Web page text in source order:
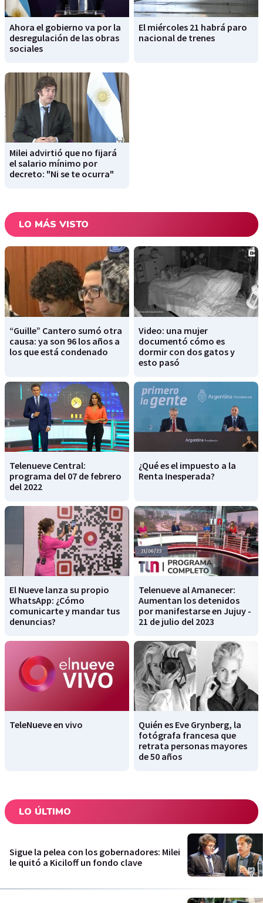
Ahora el gobierno va por la
desregulación de las obras
sociales
El miércoles 21 habrá paro
nacional de trenes
Milei advirtió que no fijará
el salario mínimo por
decreto: "Ni se te ocurra"
LO MÁS VISTO
“Guille” Cantero sumó otra
causa: ya son 96 los años a
los que está condenado
Video: una mujer
documentó cómo es
dormir con dos gatos y
esto pasó
Telenueve Central:
programa del 07 de febrero
del 2022
¿Qué es el impuesto a la
Renta Inesperada?
El Nueve lanza su propio
WhatsApp: ¿Cómo
comunicarte y mandar tus
denuncias?
Telenueve al Amanecer:
Aumentan los detenidos
por manifestarse en Jujuy -
21 de julio del 2023
TeleNueve en vivo
Quién es Eve Grynberg, la
fotógrafa francesa que
retrata personas mayores
de 50 años
LO ÚLTIMO
Sigue la pelea con los gobernadores: Milei
le quitó a Kiciloff un fondo clave